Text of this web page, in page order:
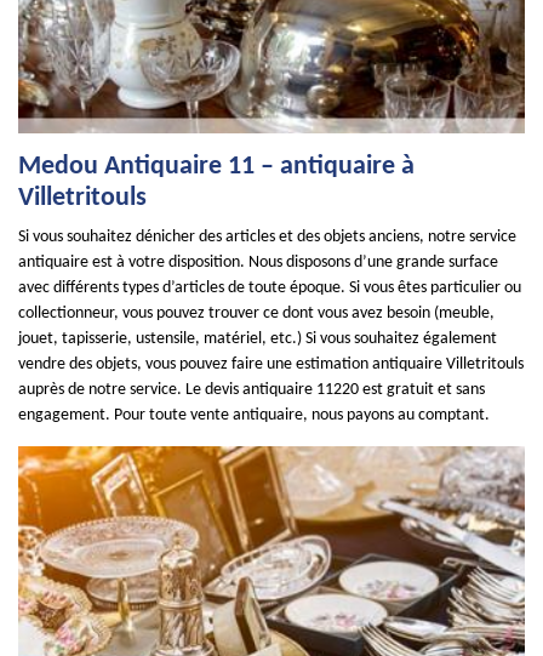
Medou Antiquaire 11 – antiquaire à
Villetritouls
Si vous souhaitez dénicher des articles et des objets anciens, notre service
antiquaire est à votre disposition. Nous disposons d’une grande surface
avec différents types d’articles de toute époque. Si vous êtes particulier ou
collectionneur, vous pouvez trouver ce dont vous avez besoin (meuble,
jouet, tapisserie, ustensile, matériel, etc.) Si vous souhaitez également
vendre des objets, vous pouvez faire une estimation antiquaire Villetritouls
auprès de notre service. Le devis antiquaire 11220 est gratuit et sans
engagement. Pour toute vente antiquaire, nous payons au comptant.